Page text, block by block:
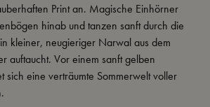
Print an. Magische Einhörner
hinab und tanzen sanft durch die
kleiner, neugieriger Narwal aus dem
auftaucht. Vor einem sanft gelben
sich eine verträumte Sommerwelt voller